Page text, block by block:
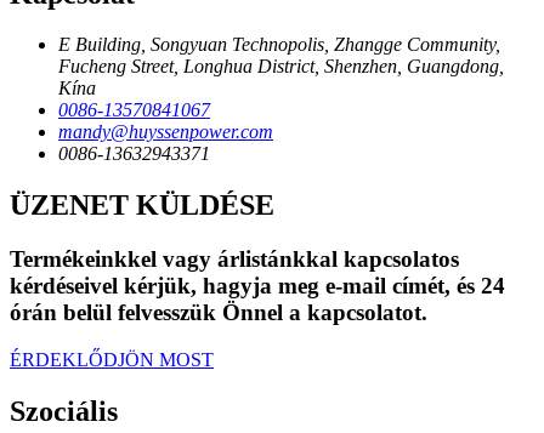
E Building, Songyuan Technopolis, Zhangge Community,
Fucheng Street, Longhua District, Shenzhen, Guangdong,
Kína
0086-13570841067
mandy@huyssenpower.com
0086-13632943371
ÜZENET KÜLDÉSE
Termékeinkkel vagy árlistánkkal kapcsolatos
kérdéseivel kérjük, hagyja meg e-mail címét, és 24
órán belül felvesszük Önnel a kapcsolatot.
ÉRDEKLŐDJÖN MOST
Szociális